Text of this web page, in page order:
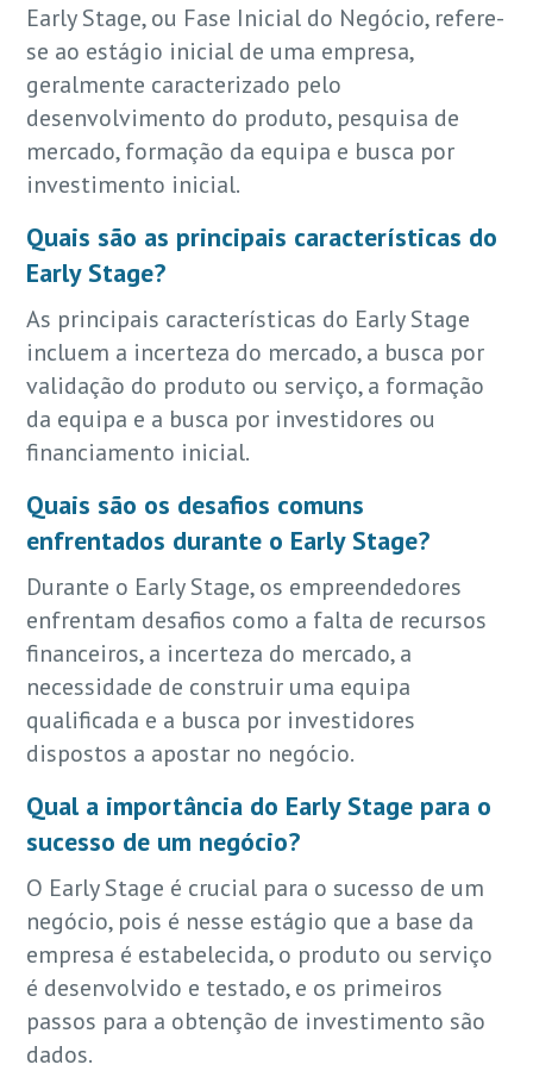
Early Stage, ou Fase Inicial do Negócio, refere-
se ao estágio inicial de uma empresa,
geralmente caracterizado pelo
desenvolvimento do produto, pesquisa de
mercado, formação da equipa e busca por
investimento inicial.
Quais são as principais características do
Early Stage?
As principais características do Early Stage
incluem a incerteza do mercado, a busca por
validação do produto ou serviço, a formação
da equipa e a busca por investidores ou
financiamento inicial.
Quais são os desafios comuns
enfrentados durante o Early Stage?
Durante o Early Stage, os empreendedores
enfrentam desafios como a falta de recursos
financeiros, a incerteza do mercado, a
necessidade de construir uma equipa
qualificada e a busca por investidores
dispostos a apostar no negócio.
Qual a importância do Early Stage para o
sucesso de um negócio?
O Early Stage é crucial para o sucesso de um
negócio, pois é nesse estágio que a base da
empresa é estabelecida, o produto ou serviço
é desenvolvido e testado, e os primeiros
passos para a obtenção de investimento são
dados.